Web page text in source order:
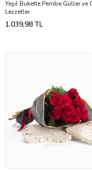
Yeşil Bukette Pembe Güller ve
Lezzetler
1.039,98 TL